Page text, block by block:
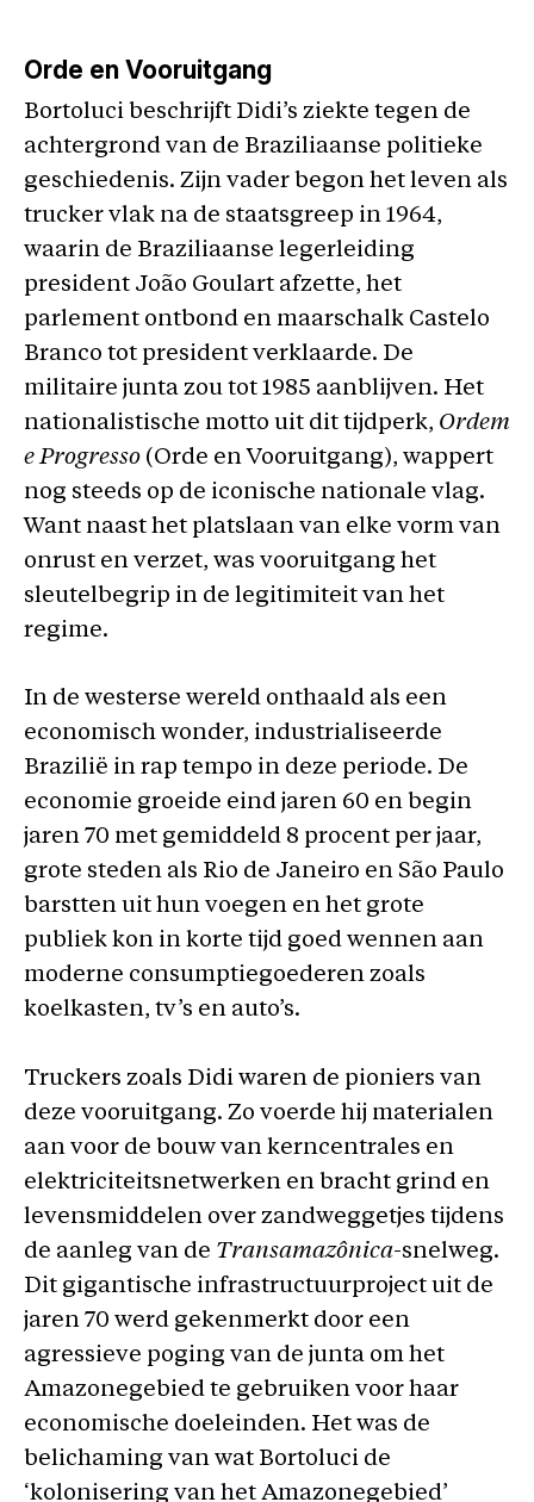
Orde en Vooruitgang
Bortoluci beschrijft Didi’s ziekte tegen de
achtergrond van de Braziliaanse politieke
geschiedenis. Zijn vader begon het leven als
trucker vlak na de staatsgreep in 1964,
waarin de Braziliaanse legerleiding
president João Goulart afzette, het
parlement ontbond en maarschalk Castelo
Branco tot president verklaarde. De
militaire junta zou tot 1985 aanblijven. Het
nationalistische motto uit dit tijdperk, Ordem
e Progresso (Orde en Vooruitgang), wappert
nog steeds op de iconische nationale vlag.
Want naast het platslaan van elke vorm van
onrust en verzet, was vooruitgang het
sleutelbegrip in de legitimiteit van het
regime.
In de westerse wereld onthaald als een
economisch wonder, industrialiseerde
Brazilië in rap tempo in deze periode. De
economie groeide eind jaren 60 en begin
jaren 70 met gemiddeld 8 procent per jaar,
grote steden als Rio de Janeiro en São Paulo
barstten uit hun voegen en het grote
publiek kon in korte tijd goed wennen aan
moderne consumptiegoederen zoals
koelkasten, tv’s en auto’s.
Truckers zoals Didi waren de pioniers van
deze vooruitgang. Zo voerde hij materialen
aan voor de bouw van kerncentrales en
elektriciteitsnetwerken en bracht grind en
levensmiddelen over zandweggetjes tijdens
de aanleg van de Transamazônica-snelweg.
Dit gigantische infrastructuurproject uit de
jaren 70 werd gekenmerkt door een
agressieve poging van de junta om het
Amazonegebied te gebruiken voor haar
economische doeleinden. Het was de
belichaming van wat Bortoluci de
‘kolonisering van het Amazonegebied’